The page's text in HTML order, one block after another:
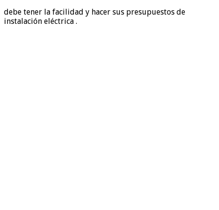
debe tener la facilidad y hacer sus presupuestos de
instalación eléctrica .